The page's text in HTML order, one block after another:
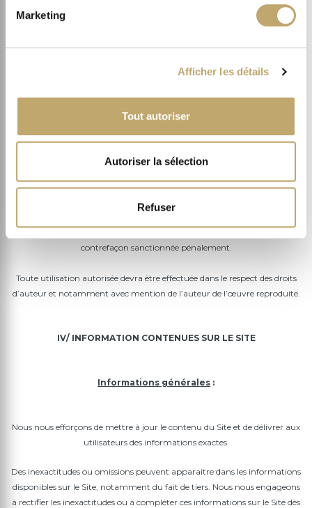
Marketing
Afficher les détails
Tout autoriser
Autoriser la sélection
Refuser
Nous avons conçu et réalisé le Site avec l’intervention de la société Pixine
technique Sothys Online Sales and Marketing Engine (OSME) © Iquility (
www.iquility.com).
Tout usage par quelque procédé que ce soit (notamment :
ou partie du Site ou de l’un des éléments qui le composent (notamment :
photos, images, textes, marques, logos et noms de domaine), à d’autres
et sans notre autorisation préalable et écrite, est expressément interdit.
contrefaçon sanctionnée pénalement.
Toute utilisation autorisée devra être effectuée dans le respect des droits
d’auteur et notamment avec mention de l’auteur de l’œuvre reproduite.
IV/ INFORMATION CONTENUES SUR LE SITE
Informations générales :
Nous nous efforçons de mettre à jour le contenu du Site et de délivrer aux
utilisateurs des informations exactes.
Des inexactitudes ou omissions peuvent apparaitre dans les informations
disponibles sur le Site, notamment du fait de tiers. Nous nous engageons
à rectifier les inexactitudes ou à compléter ces informations sur le Site dès